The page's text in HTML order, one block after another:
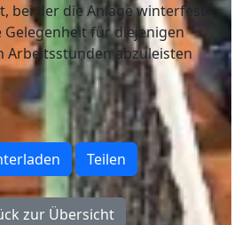
bei der die Anlage winterfest
Gelegenheit für diejenigen
Arbeitsstunden abzuleisten
Teilen
zur Übersicht